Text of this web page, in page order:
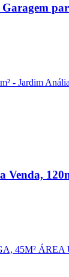
Venda,